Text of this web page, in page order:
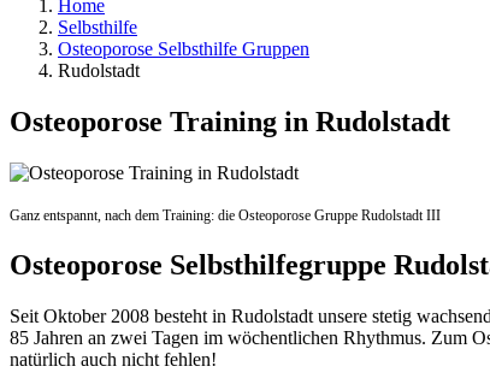
Home
Selbsthilfe
Osteoporose Selbsthilfe Gruppen
Rudolstadt
Osteoporose Training in Rudolstadt
Ganz entspannt, nach dem Training: die Osteoporose Gruppe Rudolstadt III
Osteoporose Selbsthilfegruppe
Seit Oktober 2008 besteht in Rudolstadt unsere stetig
85 Jahren an zwei Tagen im wöchentlichen Rhythmus. Zum
natürlich auch nicht fehlen!